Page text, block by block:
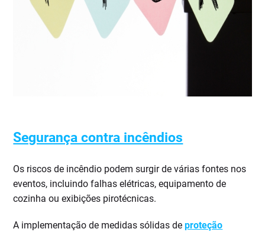
Segurança contra incêndios
Os riscos de incêndio podem surgir de várias fontes nos
eventos, incluindo falhas elétricas, equipamento de
cozinha ou exibições pirotécnicas.
A implementação de medidas sólidas deproteção